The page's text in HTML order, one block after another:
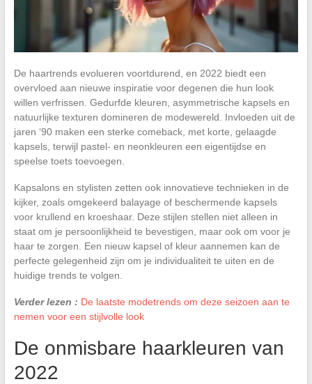
De haartrends evolueren voortdurend, en 2022 biedt een
overvloed aan nieuwe inspiratie voor degenen die hun look
willen verfrissen. Gedurfde kleuren, asymmetrische kapsels en
natuurlijke texturen domineren de modewereld. Invloeden uit de
jaren ’90 maken een sterke comeback, met korte, gelaagde
kapsels, terwijl pastel- en neonkleuren een eigentijdse en
speelse toets toevoegen.
Kapsalons en stylisten zetten ook innovatieve technieken in de
kijker, zoals omgekeerd balayage of beschermende kapsels
voor krullend en kroeshaar. Deze stijlen stellen niet alleen in
staat om je persoonlijkheid te bevestigen, maar ook om voor je
haar te zorgen. Een nieuw kapsel of kleur aannemen kan de
perfecte gelegenheid zijn om je individualiteit te uiten en de
huidige trends te volgen.
Verder lezen : De laatste modetrends om deze seizoen aan te
nemen voor een stijlvolle look
De onmisbare haarkleuren van
2022